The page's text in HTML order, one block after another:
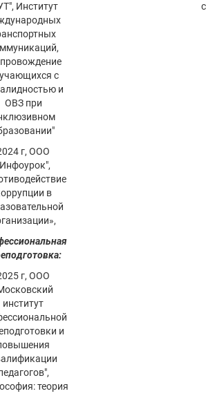
Институт
с
и
ОВЗ при
г, ООО
в
г, ООО
институт
и
теория